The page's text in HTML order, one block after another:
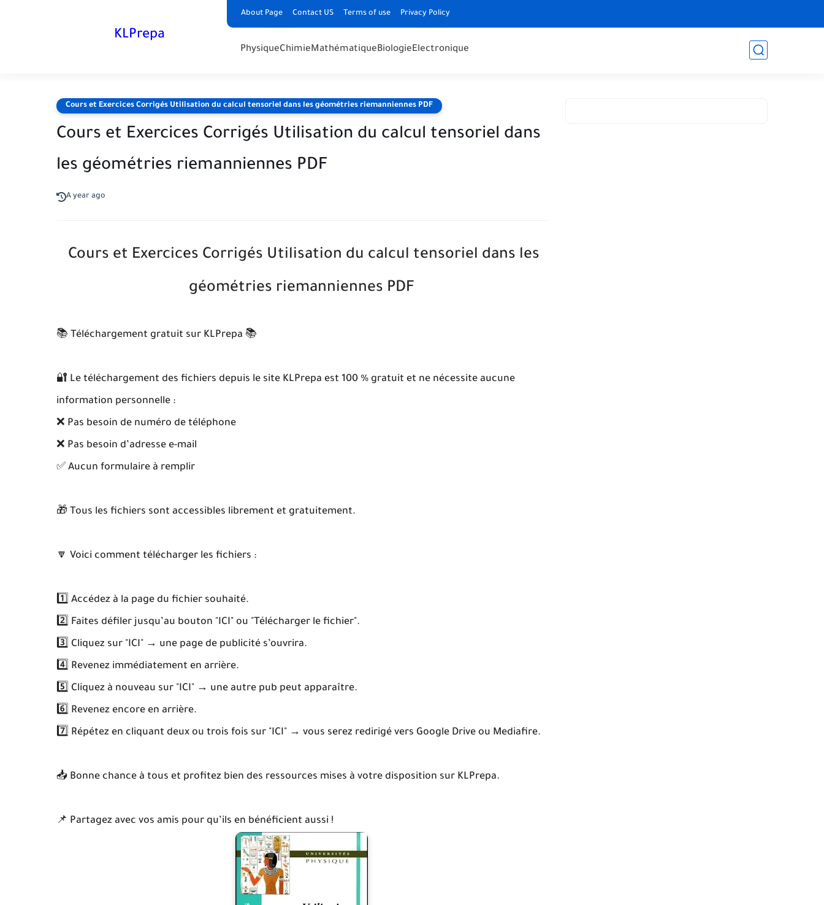
About Page Contact US Terms of use Privacy Policy
KLPrepa
PhysiqueChimieMathématiqueBiologieElectronique
Cours et Exercices Corrigés Utilisation du calcul tensoriel dans les géométries riemanniennes PDF
Cours et Exercices Corrigés Utilisation du calcul tensoriel dans
les géométries riemanniennes PDF
A year ago
Cours et Exercices Corrigés Utilisation du calcul tensoriel dans les
géométries riemanniennes PDF
📚 Téléchargement gratuit sur KLPrepa 📚
🔐 Le téléchargement des fichiers depuis le site KLPrepa est 100 % gratuit et ne nécessite aucune
information personnelle :
❌ Pas besoin de numéro de téléphone
❌ Pas besoin d’adresse e-mail
✅ Aucun formulaire à remplir
🎁 Tous les fichiers sont accessibles librement et gratuitement.
🔽 Voici comment télécharger les fichiers :
1️⃣ Accédez à la page du fichier souhaité.
2️⃣ Faites défiler jusqu’au bouton "ICI" ou "Télécharger le fichier".
3️⃣ Cliquez sur "ICI" → une page de publicité s’ouvrira.
4️⃣ Revenez immédiatement en arrière.
5️⃣ Cliquez à nouveau sur "ICI" → une autre pub peut apparaître.
6️⃣ Revenez encore en arrière.
7️⃣ Répétez en cliquant deux ou trois fois sur "ICI" → vous serez redirigé vers Google Drive ou Mediafire.
📥 Bonne chance à tous et profitez bien des ressources mises à votre disposition sur KLPrepa.
📌 Partagez avec vos amis pour qu’ils en bénéficient aussi !